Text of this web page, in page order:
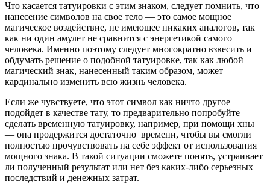
Что касается татуировки с этим знаком, следует помнить, что
нанесение символов на свое тело — это самое мощное
магическое воздействие, не имеющее никаких аналогов, так
как ни один амулет не сравнится с энергетикой самого
человека. Именно поэтому следует многократно взвесить и
обдумать решение о подобной татуировке, так как любой
магический знак, нанесенный таким образом, может
кардинально изменить всю жизнь человека.
Если же чувствуете, что этот символ как ничто другое
подойдет в качестве тату, то предварительно попробуйте
сделать временную татуировку, например, при помощи хны
— она продержится достаточно времени, чтобы вы смогли
полностью прочувствовать на себе эффект от использования
мощного знака. В такой ситуации сможете понять, устраивает
ли полученный результат или нет без каких-либо серьезных
последствий и денежных затрат.